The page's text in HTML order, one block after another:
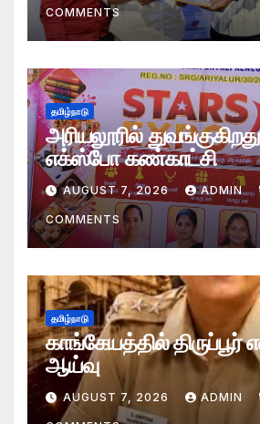
COMMENTS
தமிழ்நாடு
அரியலூரில்
எக்ஸ்போ கண்காட்சி
AUGUST 7, 2026 ADMIN
COMMENTS
தமிழ்நாடு
காங்கேயத்தில் திருப்பூர்
ஆய்வு
AUGUST 7, 2026 ADMIN